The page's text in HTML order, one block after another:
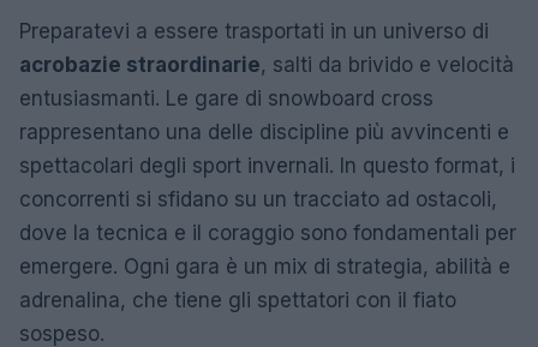
Preparatevi a essere trasportati in un universo di
acrobazie straordinarie, salti da brivido e velocità
entusiasmanti. Le gare di snowboard cross
rappresentano una delle discipline più avvincenti e
spettacolari degli sport invernali. In questo format, i
concorrenti si sfidano su un tracciato ad ostacoli,
dove la tecnica e il coraggio sono fondamentali per
emergere. Ogni gara è un mix di strategia, abilità e
adrenalina, che tiene gli spettatori con il fiato
sospeso.